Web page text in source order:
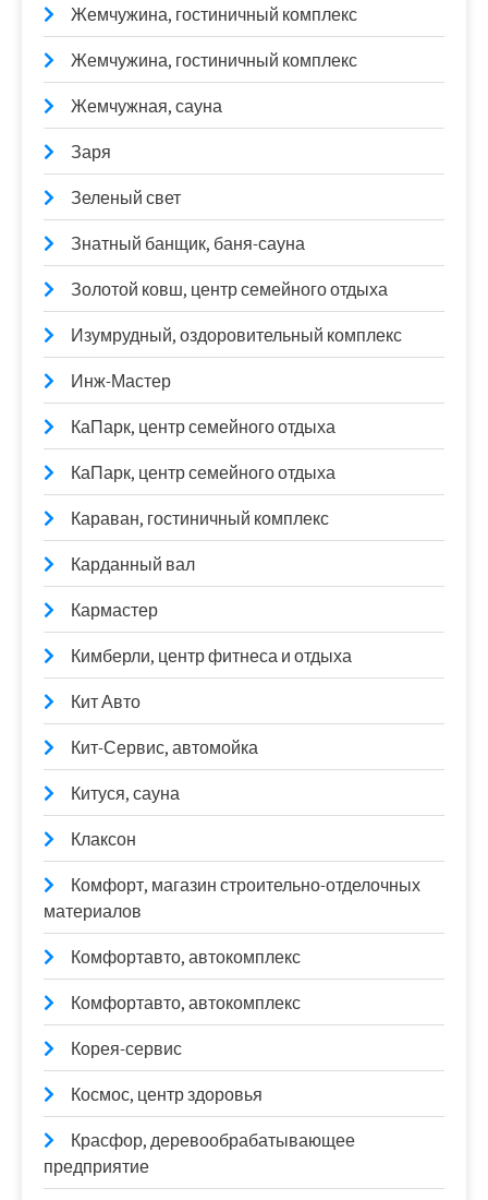
Жемчужина, гостиничный комплекс
Жемчужина, гостиничный комплекс
Жемчужная, сауна
Заря
Зеленый свет
Знатный банщик, баня-сауна
Золотой ковш, центр семейного отдыха
Изумрудный, оздоровительный комплекс
Инж-Мастер
КаПарк, центр семейного отдыха
КаПарк, центр семейного отдыха
Караван, гостиничный комплекс
Карданный вал
Кармастер
Кимберли, центр фитнеса и отдыха
Кит Авто
Кит-Сервис, автомойка
Китуся, сауна
Клаксон
Комфорт, магазин строительно-отделочных
материалов
Комфортавто, автокомплекс
Комфортавто, автокомплекс
Корея-сервис
Космос, центр здоровья
Красфор, деревообрабатывающее
предприятие